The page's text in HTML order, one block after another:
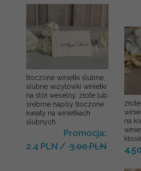
tłoczone winietki ślubne,
ślubne wizytówki winietki
na stół weselny, złote lub
srebrne napisy tłoczone
kwiaty na winietkach
ślubnych
Promocja:
2.4 PLN / 3.00 PLN
na